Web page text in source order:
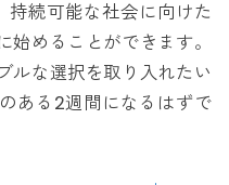
持続可能な社会に向けた
めることができます。
ルな選択を取り入れたい
ある2週間になるはずで